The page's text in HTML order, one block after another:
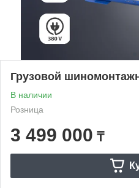
Грузовой
В наличии
Розница
3 499 000 ₸